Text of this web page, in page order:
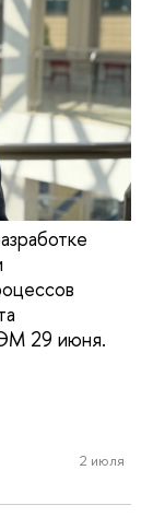
29 июня.
2 июля